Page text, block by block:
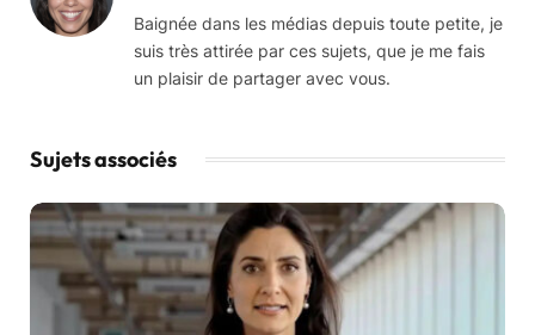
Baignée dans les médias depuis toute petite, je
suis très attirée par ces sujets, que je me fais
un plaisir de partager avec vous.
Sujets associés